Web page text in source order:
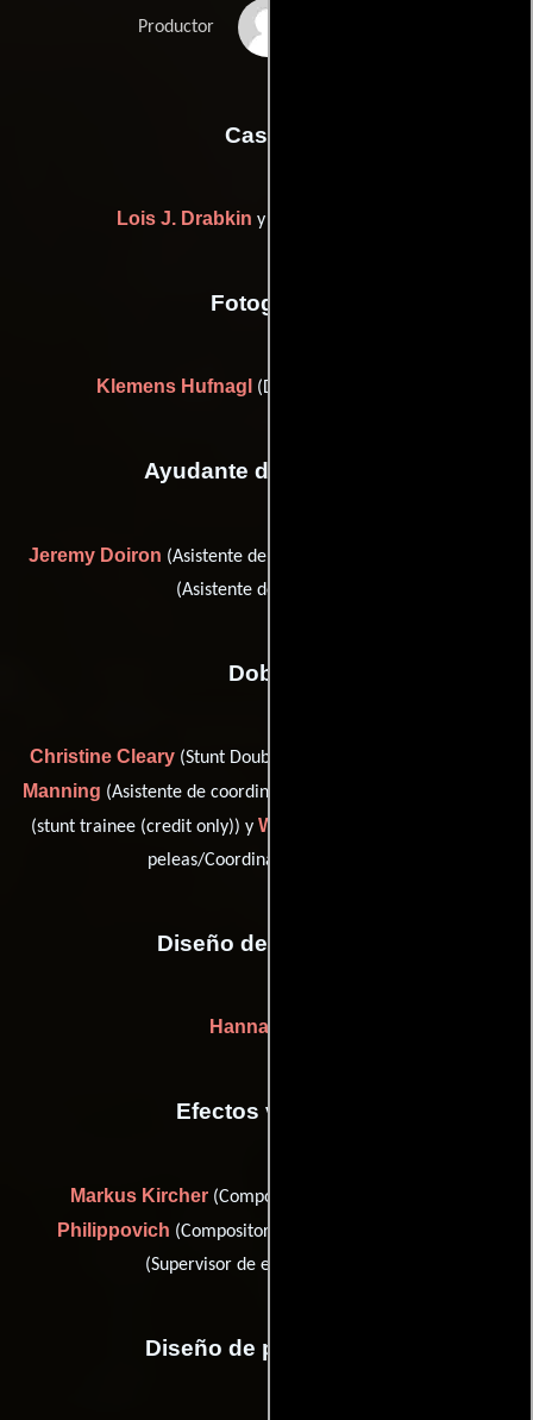
Productor
Casting
Lois J. Drabkin y
Fotografia
Klemens Hufnagl (Director de fotografía)
Ayudante de dirección
Jeremy Doiron (Asistente de dirección) y
(Asistente de dirección)
Dobles
Christine Cleary(Stunt Double: Nadia Alexander),
Manning (Asistente de coordinador de dobles),
(stunt trainee (credit only)) y Wayne Wells
peleas/Coordinador de dobles)
Diseño de vestuario
Hanna Puley
Efectos visuales
Markus Kircher (Compositor digital),
Philippovich (Compositor digital) y
(Supervisor de efectos visuales)
Diseño de producción